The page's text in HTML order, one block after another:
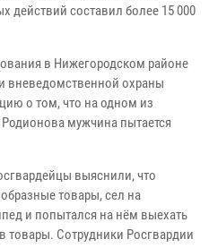
действий составил более 15 000
в Нижегородском районе
вневедомственной охраны
о том, что на одном из
мужчина пытается
выяснили, что
товары, сел на
и попытался на нём выехать
товары. Сотрудники Росгвардии